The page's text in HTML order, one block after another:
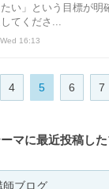
い」という目標が明
てくださ...
16:13
4 5 6 7
マに最近投稿し
師ブログ